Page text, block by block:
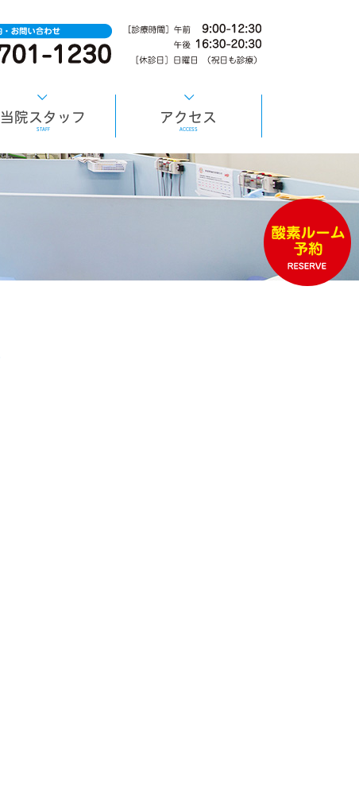
当院スタッフ
STAFF
アクセス
ACCESS